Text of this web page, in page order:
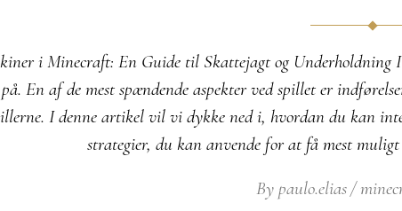
i Minecraft: En Guide til Skattejagt og
En af de mest spændende aspekter ved spillet er
I denne artikel vil vi dykke ned i, hvordan du kan
strategier, du kan anvende for at få mest
By paulo.elias